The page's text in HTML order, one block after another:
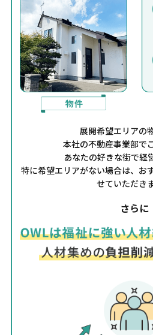
展開希望エリアの
本社の不動産事業部で
あなたの好きな街で経
特に希望エリアがない場合は、お
せていただき
さらに